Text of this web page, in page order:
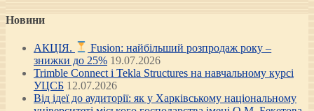
Новини
АКЦІЯ.
Fusion: найбільший розпродаж року –
знижки до 25% 19.07.2026
Trimble Connect і Tekla Structures на навчальному курсі
УЦСБ 12.07.2026
Від ідеї до аудиторії: як у Харківському національному